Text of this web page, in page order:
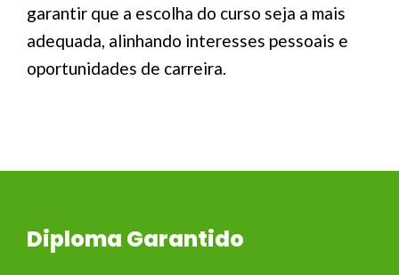
garantir que a escolha do curso seja a mais
adequada, alinhando interesses pessoais e
oportunidades de carreira.
Diploma Garantido